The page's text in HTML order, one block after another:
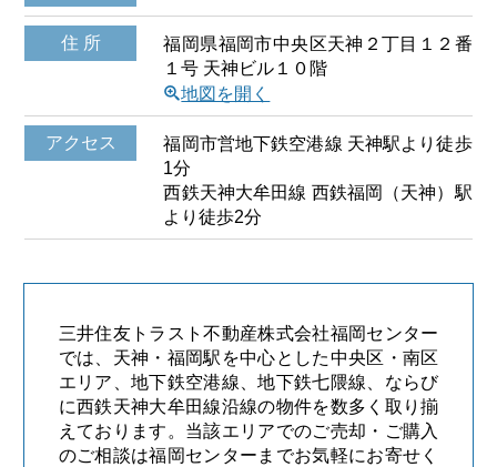
住 所
福岡県福岡市中央区天神２丁目１２番
１号 天神ビル１０階
\地図を開く
アクセス
福岡市営地下鉄空港線 天神駅より徒歩
1分
西鉄天神大牟田線 西鉄福岡（天神）駅
より徒歩2分
三井住友トラスト不動産株式会社福岡センター
では、天神・福岡駅を中心とした中央区・南区
エリア、地下鉄空港線、地下鉄七隈線、ならび
に西鉄天神大牟田線沿線の物件を数多く取り揃
えております。当該エリアでのご売却・ご購入
のご相談は福岡センターまでお気軽にお寄せく